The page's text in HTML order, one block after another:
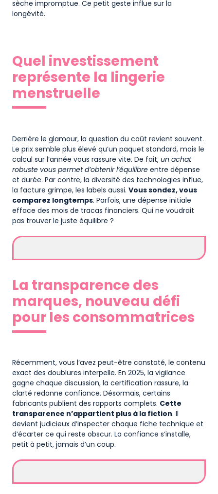
sèche impromptue. Ce petit geste influe sur la
longévité.
Quel investissement
représente la lingerie
menstruelle
Derrière le glamour, la question du coût revient souvent.
Le prix semble plus élevé qu’un paquet standard, mais le
calcul sur l’année vous rassure vite. De fait, un achat
robuste vous permet d’obtenir l’équilibre entre dépense
et durée. Par contre, la diversité des technologies influe,
la facture grimpe, les labels aussi. Vous sondez, vous
comparez longtemps. Parfois, une dépense initiale
efface des mois de tracas financiers. Qui ne voudrait
pas trouver le juste équilibre ?
La transparence des
marques, nouveau défi
pour les consommatrices
Récemment, vous l’avez peut-être constaté, le contenu
exact des doublures interpelle. En 2025, la vigilance
gagne chaque discussion, la certification rassure, la
clarté redonne confiance. Désormais, certains
fabricants publient des rapports complets. Cette
transparence n’appartient plus à la fiction. Il
devient judicieux d’inspecter chaque fiche technique et
d’écarter ce qui reste obscur. La confiance s’installe,
petit à petit, jamais d’un coup.